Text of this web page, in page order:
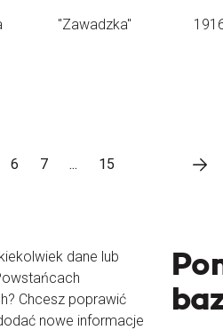
"Zawadzka"
6 7 ... 15
dane lub
Chcesz poprawić
nowe informacje